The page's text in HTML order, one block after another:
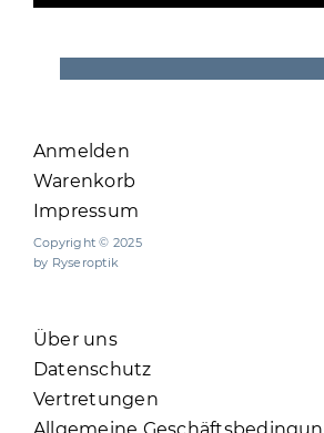
Anmelden
Warenkorb
Impressum
Copyright © 2025
by Ryseroptik
Über uns
Datenschutz
Vertretungen